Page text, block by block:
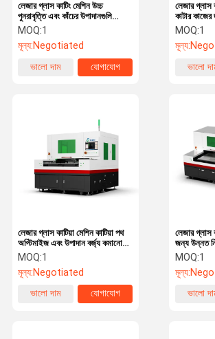
লেজার গ্লাস কাটিং মেশিন উচ্চ
পুনরাবৃত্তি এবং কাঁচের উপাদানগুলি
ধারাবাহিকভাবে উত্পাদন করার জন্য
সমালোচনামূলক নির্ভুলতা সরবরাহ করে
MOQ:1
মূল্য:Negotiated
ভালো দাম
যোগাযোগ
লেজার গ্লাস
কাটার কাজের
গতি ০-৫০০
MOQ:1
মূল্য:
ভালো
লেজার গ্লাস কাটিয়া মেশিন কাটিয়া পথ
অপ্টিমাইজ এবং উপাদান বর্জ্য কমানোর
জন্য বুদ্ধিমান সফটওয়্যার দিয়ে সজ্জিত
MOQ:1
মূল্য:Negotiated
ভালো দাম
যোগাযোগ
লেজার গ্লাস
জন্য উন্নত
সহজ
MOQ:1
মূল্য:
ভালো